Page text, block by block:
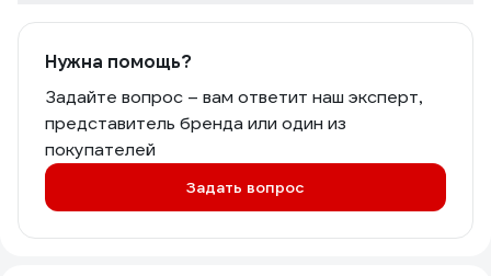
Нужна помощь?
Задайте вопрос – вам ответит наш эксперт,
представитель бренда или один из
покупателей
Задать вопрос